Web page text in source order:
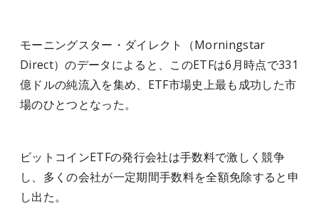
モーニングスター・ダイレクト（Morningstar
Direct）のデータによると、このETFは6月時点で331
億ドルの純流入を集め、ETF市場史上最も成功した市
場のひとつとなった。
ビットコインETFの発行会社は手数料で激しく競争
し、多くの会社が一定期間手数料を全額免除すると申
し出た。